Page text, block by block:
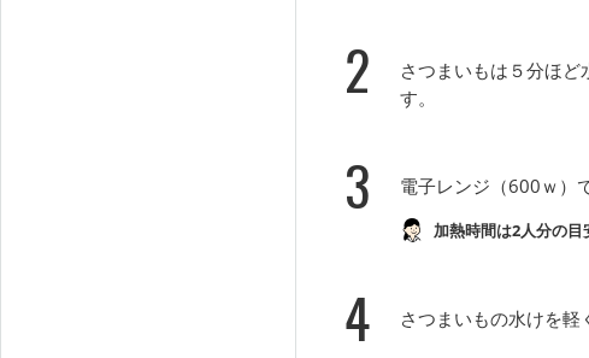
2
さつまいもは５分ほ
す。
3 電子レンジ（600ｗ）
加熱時間は2人分の目
4 さつまいもの水けを軽